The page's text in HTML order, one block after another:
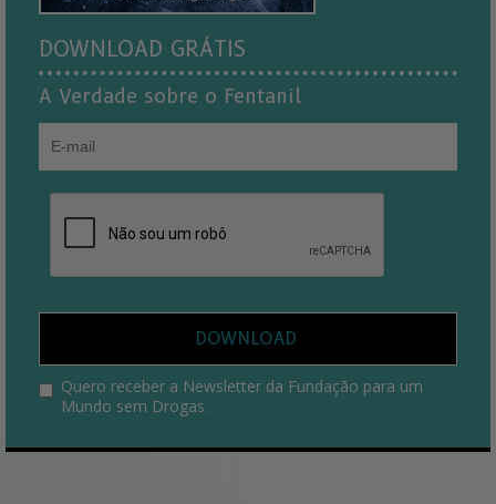
DOWNLOAD GRÁTIS
A Verdade sobre o Fentanil
DOWNLOAD
Quero receber a Newsletter da Fundação para um
Mundo sem Drogas.